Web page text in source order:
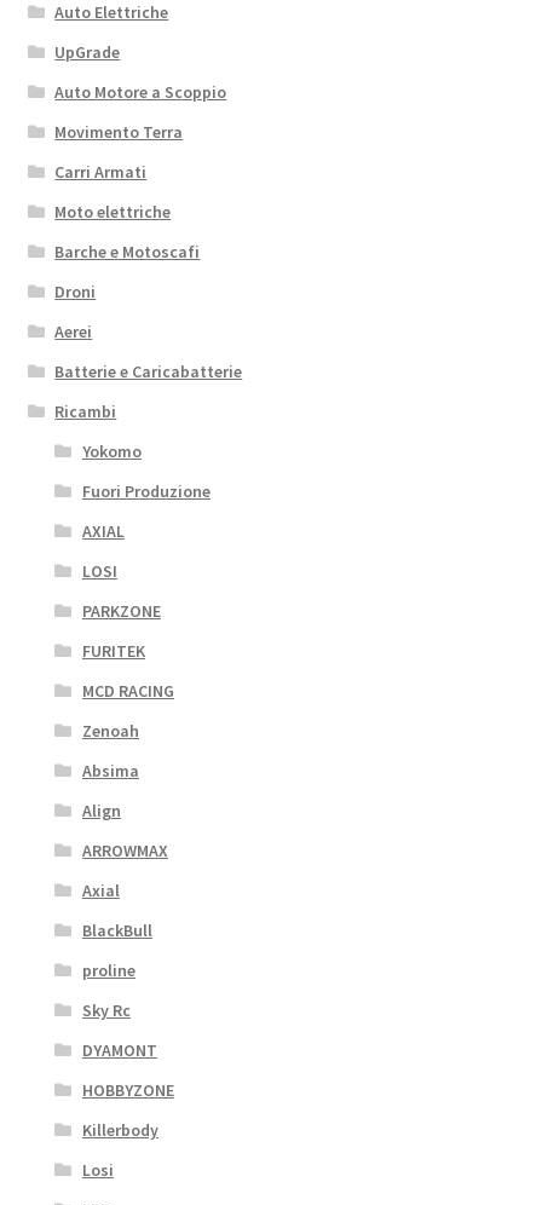
Auto Elettriche
UpGrade
Auto Motore a Scoppio
Movimento Terra
Carri Armati
Moto elettriche
Barche e Motoscafi
Droni
Aerei
Batterie e Caricabatterie
Ricambi
Yokomo
Fuori Produzione
AXIAL
LOSI
PARKZONE
FURITEK
MCD RACING
Zenoah
Absima
Align
ARROWMAX
Axial
BlackBull
proline
Sky Rc
DYAMONT
HOBBYZONE
Killerbody
Losi